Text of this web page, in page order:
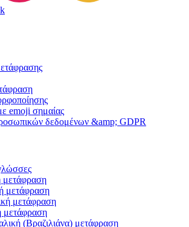
emoji σημαίας
δεδομένων &amp; GDPR
μετάφραση
μετάφραση
(Βραζιλιάνα) μετάφραση